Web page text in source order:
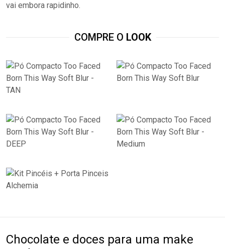
vai embora rapidinho.
COMPRE O LOOK
Chocolate e doces para uma make